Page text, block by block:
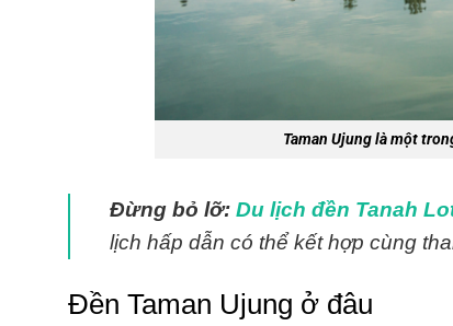
Taman Ujung là một
Đừng bỏ lỡ: Du lịch đền Tanah
lịch hấp dẫn có thể kết hợp cùng
Đền Taman Ujung ở đâu